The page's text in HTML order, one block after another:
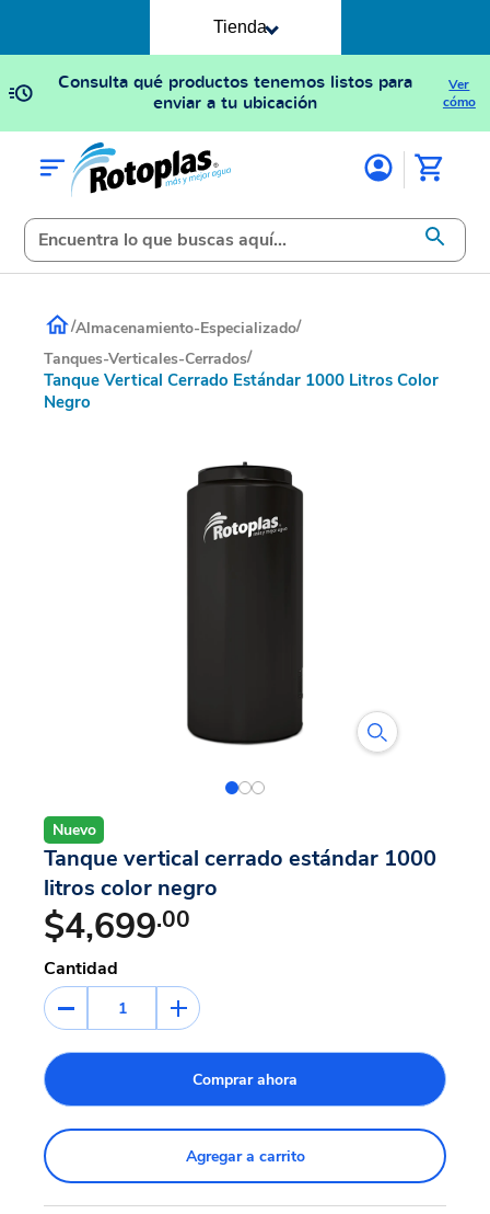
Tienda
Consulta qué productos tenemos listos para
enviar a tu ubicación
Ver
cómo
/Almacenamiento-Especializado/
Tanques-Verticales-Cerrados/
Tanque Vertical Cerrado Estándar 1000 Litros Color
Negro
Nuevo
Tanque vertical cerrado estándar 1000
litros color negro
$4,699.00
Cantidad
1
Comprar ahora
Agregar a carrito